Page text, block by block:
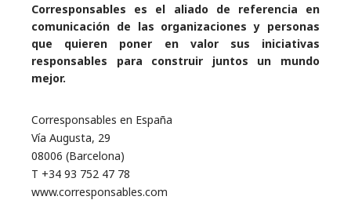
Corresponsables es el aliado de referencia en
comunicación de las organizaciones y personas
que quieren poner en valor sus iniciativas
responsables para construir juntos un mundo
mejor.
Corresponsables en España
Vía Augusta, 29
08006 (Barcelona)
T +34 93 752 47 78
www.corresponsables.com